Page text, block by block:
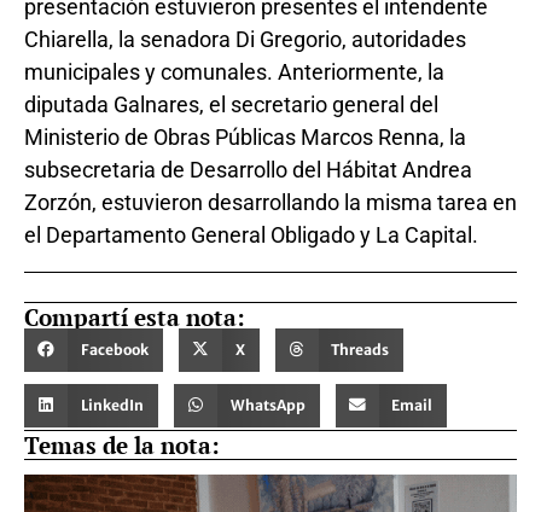
presentación estuvieron presentes el intendente
Chiarella, la senadora Di Gregorio, autoridades
municipales y comunales. Anteriormente, la
diputada Galnares, el secretario general del
Ministerio de Obras Públicas Marcos Renna, la
subsecretaria de Desarrollo del Hábitat Andrea
Zorzón, estuvieron desarrollando la misma tarea en
el Departamento General Obligado y La Capital.
Compartí esta nota:
Facebook X Threads
LinkedIn WhatsApp Email
Temas de la nota: